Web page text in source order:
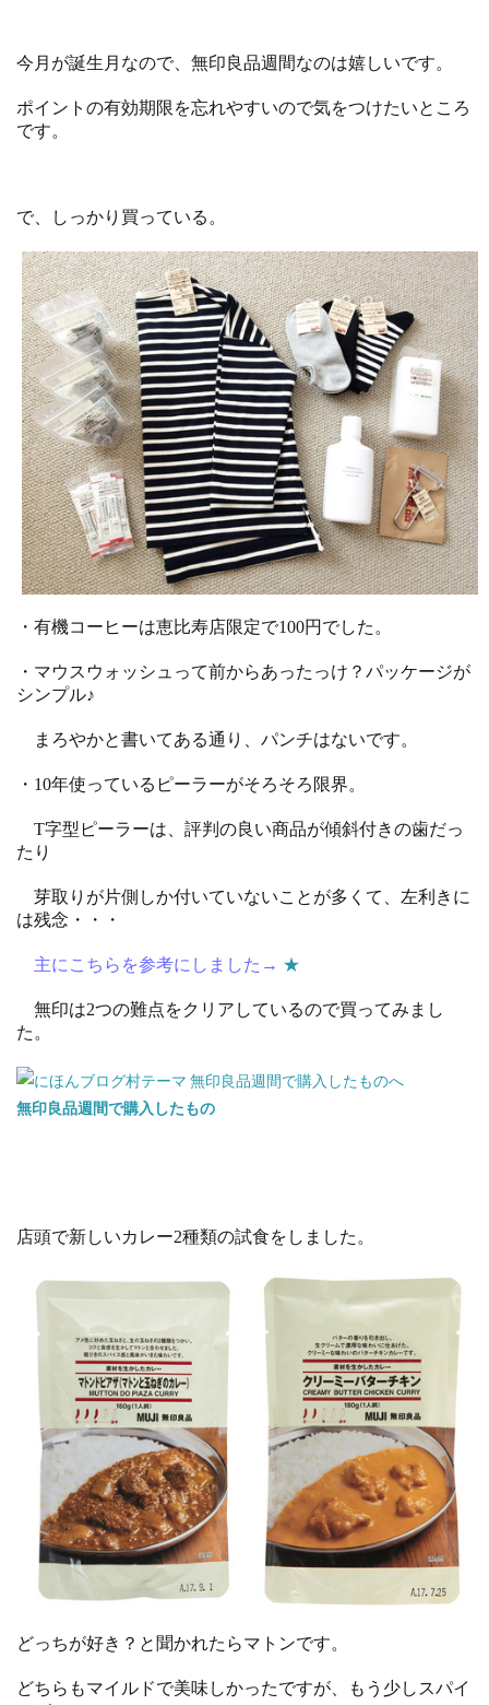
今月が誕生月なので、無印良品週間なのは嬉しいです。
ポイントの有効期限を忘れやすいので気をつけたいところ
です。
で、しっかり買っている。
・有機コーヒーは恵比寿店限定で100円でした。
・マウスウォッシュって前からあったっけ？パッケージが
シンプル♪
まろやかと書いてある通り、パンチはないです。
・10年使っているピーラーがそろそろ限界。
T字型ピーラーは、評判の良い商品が傾斜付きの歯だっ
たり
芽取りが片側しか付いていないことが多くて、左利きに
は残念・・・
主にこちらを参考にしました→ ★
無印は2つの難点をクリアしているので買ってみまし
た。
無印良品週間で購入したもの
店頭で新しいカレー2種類の試食をしました。
どっちが好き？と聞かれたらマトンです。
どちらもマイルドで美味しかったですが、もう少しスパイ